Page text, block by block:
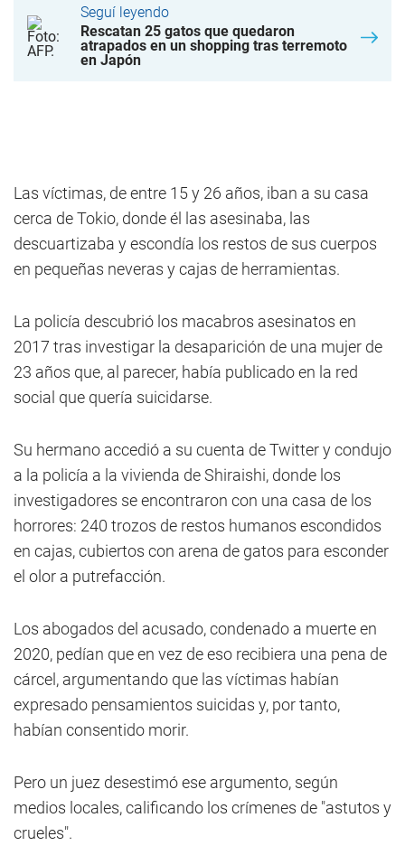
Seguí leyendo
Rescatan 25 gatos que quedaron
atrapados en un shopping tras terremoto
en Japón
Las víctimas, de entre 15 y 26 años, iban a su casa
cerca de Tokio, donde él las asesinaba, las
descuartizaba y escondía los restos de sus cuerpos
en pequeñas neveras y cajas de herramientas.
La policía descubrió los macabros asesinatos en
2017 tras investigar la desaparición de una mujer de
23 años que, al parecer, había publicado en la red
social que quería suicidarse.
Su hermano accedió a su cuenta de Twitter y condujo
a la policía a la vivienda de Shiraishi, donde los
investigadores se encontraron con una casa de los
horrores: 240 trozos de restos humanos escondidos
en cajas, cubiertos con arena de gatos para esconder
el olor a putrefacción.
Los abogados del acusado, condenado a muerte en
2020, pedían que en vez de eso recibiera una pena de
cárcel, argumentando que las víctimas habían
expresado pensamientos suicidas y, por tanto,
habían consentido morir.
Pero un juez desestimó ese argumento, según
medios locales, calificando los crímenes de "astutos y
crueles".